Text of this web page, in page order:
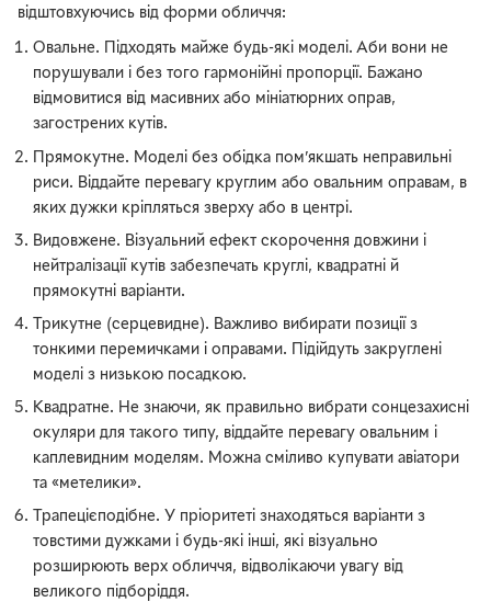
відштовхуючись від форми обличчя:
Овальне. Підходять майже будь-які моделі. Аби вони не
порушували і без того гармонійні пропорції. Бажано
відмовитися від масивних або мініатюрних оправ,
загострених кутів.
Прямокутне. Моделі без обідка пом’якшать неправильні
риси. Віддайте перевагу круглим або овальним оправам, в
яких дужки кріпляться зверху або в центрі.
Видовжене. Візуальний ефект скорочення довжини і
нейтралізації кутів забезпечать круглі, квадратні й
прямокутні варіанти.
Трикутне (серцевидне). Важливо вибирати позиції з
тонкими перемичками і оправами. Підійдуть закруглені
моделі з низькою посадкою.
Квадратне. Не знаючи, як правильно вибрати сонцезахисні
окуляри для такого типу, віддайте перевагу овальним і
каплевидним моделям. Можна сміливо купувати авіатори
та «метелики».
Трапецієподібне. У пріоритеті знаходяться варіанти з
товстими дужками і будь-які інші, які візуально
розширюють верх обличчя, відволікаючи увагу від
великого підборіддя.